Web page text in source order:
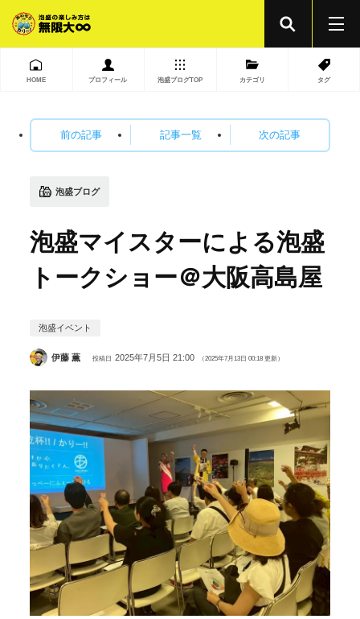
HOME プロフィール 泡盛ブログTOP カテゴリ タグ
前の記事 記事一覧 次の記事
泡盛ブログ
泡盛マイスターによる泡盛
トークショー＠大阪高島屋
泡盛イベント
伊藤 薫 投稿日 2025年7月5日 21:00 （2025年7月13日 00:18 更新）